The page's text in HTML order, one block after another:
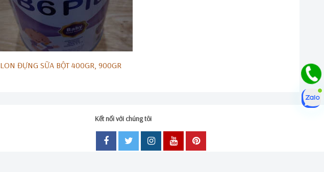
LON ĐỰNG SỮA BỘT 400GR, 900GR
Kết nối với chúng tôi